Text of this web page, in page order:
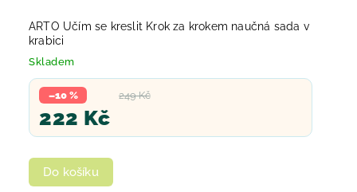
ARTO Učím se kreslit Krok za krokem naučná sada v
krabici
Skladem
249 Kč
–10 %
222 Kč
Do košíku